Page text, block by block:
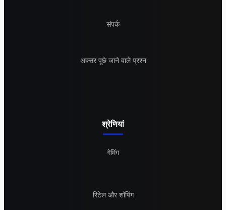
संपर्क
अक्सर पूछे जाने वाले प्रश्न
श्रेणियां
गेमिंग
रिटेल और शॉपिंग